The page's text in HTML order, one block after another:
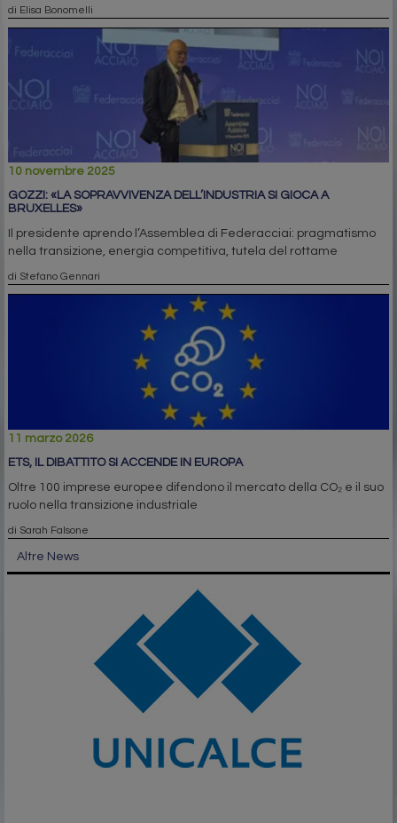
di Elisa Bonomelli
10 novembre 2025
GOZZI: «LA SOPRAVVIVENZA DELL’INDUSTRIA SI GIOCA A
BRUXELLES»
Il presidente aprendo l’Assemblea di Federacciai: pragmatismo
nella transizione, energia competitiva, tutela del rottame
di Stefano Gennari
11 marzo 2026
ETS, IL DIBATTITO SI ACCENDE IN EUROPA
Oltre 100 imprese europee difendono il mercato della CO₂ e il suo
ruolo nella transizione industriale
di Sarah Falsone
Altre News